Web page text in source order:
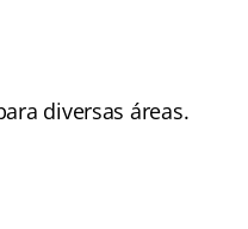
diversas áreas.